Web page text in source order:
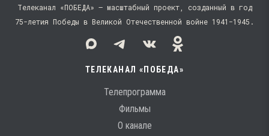
Телеканал «ПОБЕДА» — масштабный проект, созданный в год
75-летия Победы в Великой Отечественной войне 1941−1945.
ТЕЛЕКАНАЛ «ПОБЕДА»
Телепрограмма
Фильмы
О канале